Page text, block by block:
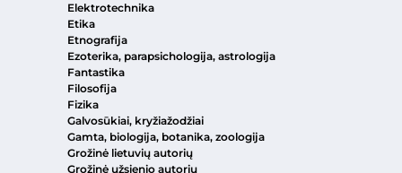
Elektrotechnika
Etika
Etnografija
Ezoterika, parapsichologija, astrologija
Fantastika
Filosofija
Fizika
Galvosūkiai, kryžiažodžiai
Gamta, biologija, botanika, zoologija
Grožinė lietuvių autorių
Grožinė užsienio autorių